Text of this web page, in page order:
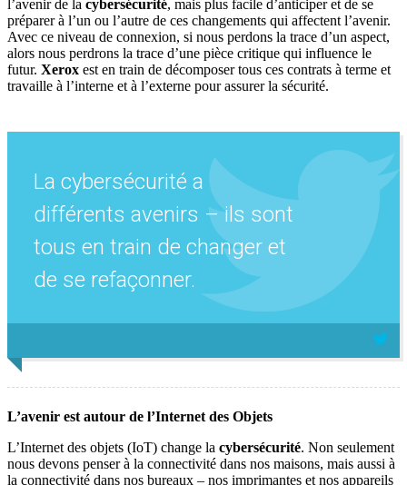
l’avenir de la cybersécurité, mais plus facile d’anticiper et de se
préparer à l’un ou l’autre de ces changements qui affectent l’avenir.
Avec ce niveau de connexion, si nous perdons la trace d’un aspect,
alors nous perdrons la trace d’une pièce critique qui influence le
futur. Xerox est en train de décomposer tous ces contrats à terme et
travaille à l’interne et à l’externe pour assurer la sécurité.
La cybersécurité a
différents avenirs – ils sont
tous en train de changer et
de se refaçonner.
L’avenir est autour de l’Internet des Objets
L’Internet des objets (IoT) change la cybersécurité. Non seulement
nous devons penser à la connectivité dans nos maisons, mais aussi à
la connectivité dans nos bureaux – nos imprimantes et nos appareils